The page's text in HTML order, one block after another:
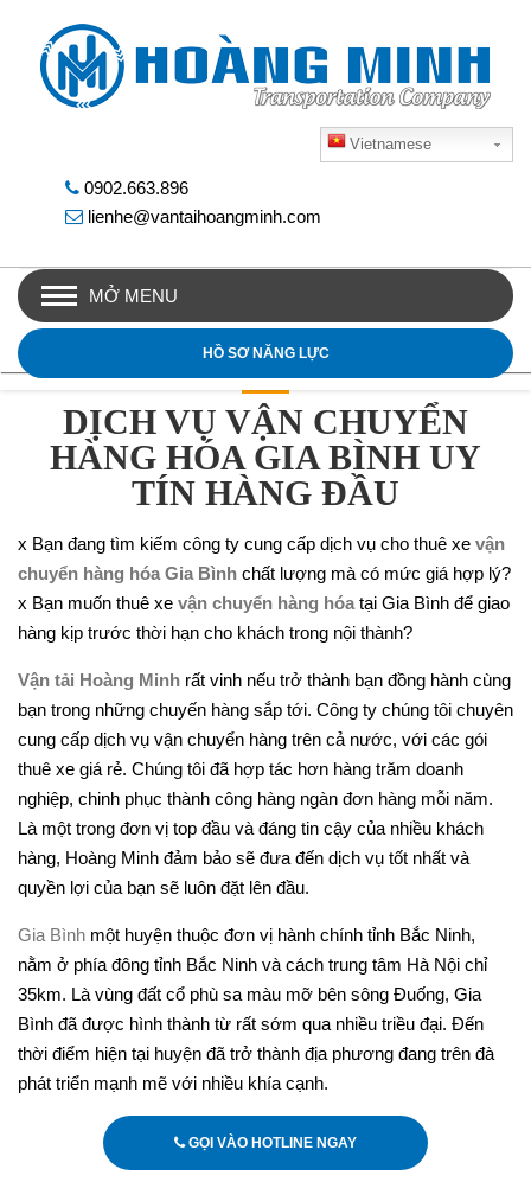
Vietnamese
0902.663.896
lienhe@vantaihoangminh.com
MỞ MENU
HỒ SƠ NĂNG LỰC
DỊCH VỤ VẬN CHUYỂN
HÀNG HÓA GIA BÌNH UY
TÍN HÀNG ĐẦU
x Bạn đang tìm kiếm công ty cung cấp dịch vụ cho thuê xe vận
chuyển hàng hóa Gia Bình chất lượng mà có mức giá hợp lý?
x Bạn muốn thuê xe vận chuyển hàng hóa tại Gia Bình để giao
hàng kịp trước thời hạn cho khách trong nội thành?
Vận tải Hoàng Minh rất vinh nếu trở thành bạn đồng hành cùng
bạn trong những chuyến hàng sắp tới. Công ty chúng tôi chuyên
cung cấp dịch vụ vận chuyển hàng trên cả nước, với các gói
thuê xe giá rẻ. Chúng tôi đã hợp tác hơn hàng trăm doanh
nghiệp, chinh phục thành công hàng ngàn đơn hàng mỗi năm.
Là một trong đơn vị top đầu và đáng tin cậy của nhiều khách
hàng, Hoàng Minh đảm bảo sẽ đưa đến dịch vụ tốt nhất và
quyền lợi của bạn sẽ luôn đặt lên đầu.
Gia Bình một huyện thuộc đơn vị hành chính tỉnh Bắc Ninh,
nằm ở phía đông tỉnh Bắc Ninh và cách trung tâm Hà Nội chỉ
35km. Là vùng đất cổ phù sa màu mỡ bên sông Đuống, Gia
Bình đã được hình thành từ rất sớm qua nhiều triều đại. Đến
thời điểm hiện tại huyện đã trở thành địa phương đang trên đà
phát triển mạnh mẽ với nhiều khía cạnh.
GỌI VÀO HOTLINE NGAY